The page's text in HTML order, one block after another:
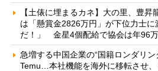
【土俵に埋まるカネ】大の里、豊
は「懸賞金2826万円」が下位力士
だ！」 金星4個配給で協会は年96
急増する中国企業の“国籍ロンダリ
Temu…本社機能を海外に移転させ